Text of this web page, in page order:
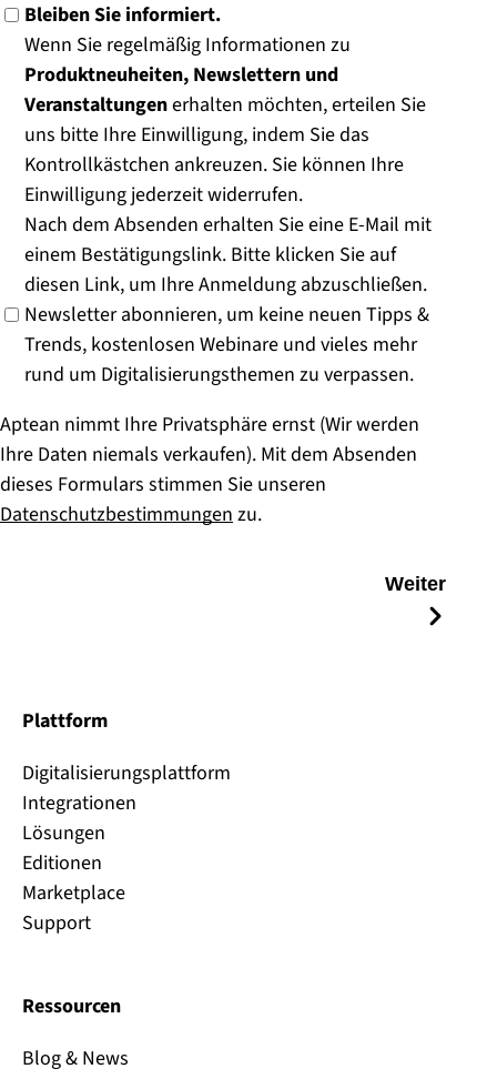
Bleiben Sie informiert.
Wenn Sie regelmäßig Informationen zu
Produktneuheiten, Newslettern und
Veranstaltungenerhalten möchten, erteilen Sie
uns bitte Ihre Einwilligung, indem Sie das
Kontrollkästchen ankreuzen. Sie können Ihre
Einwilligung jederzeit widerrufen.
Nach dem Absenden erhalten Sie eine E-Mail mit
einem Bestätigungslink. Bitte klicken Sie auf
diesen Link, um Ihre Anmeldung abzuschließen.
Newsletter abonnieren, um keine neuen Tipps &
Trends, kostenlosen Webinare und vieles mehr
rund um Digitalisierungsthemen zu verpassen.
Aptean nimmt Ihre Privatsphäre ernst (Wir werden
Ihre Daten niemals verkaufen). Mit dem Absenden
dieses Formulars stimmen Sie unseren
Datenschutzbestimmungenzu.
Weiter
Plattform
Digitalisierungsplattform
Integrationen
Lösungen
Editionen
Marketplace
Support
Ressourcen
Blog & News